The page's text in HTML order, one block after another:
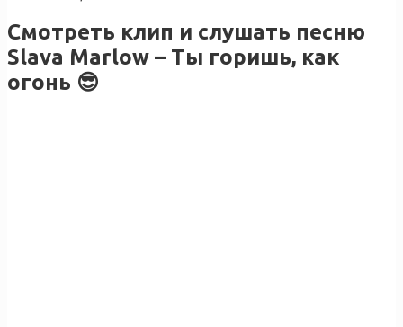
Смотреть клип и слушать песню
Slava Marlow – Ты горишь, как
огонь 😎